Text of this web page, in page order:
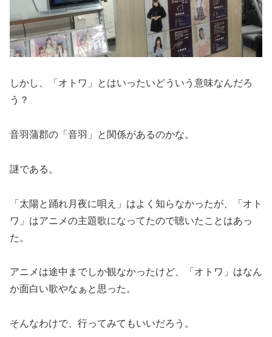
しかし、「オトワ」とはいったいどういう意味なんだろ
う？
音羽蒲郡の「音羽」と関係があるのかな。
謎である。
「太陽と踊れ月夜に唄え」はよく知らなかったが、「オト
ワ」はアニメの主題歌になってたので聴いたことはあっ
た。
アニメは途中までしか観なかったけど、「オトワ」はなん
か面白い歌やなぁと思った。
そんなわけで、行ってみてもいいだろう。